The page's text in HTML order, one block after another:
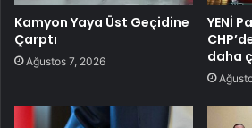
Kamyon Yaya Üst Geçidine
Çarptı
Ağustos 7, 2026
YENİ
daha